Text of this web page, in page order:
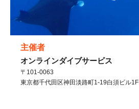
主催者
オンラインダイブサービス
〒101-0063
東京都千代田区神田淡路町1-19白須ビル1F